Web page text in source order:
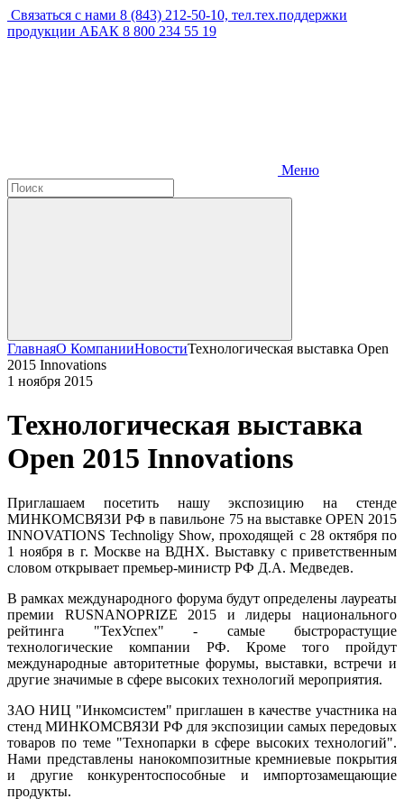
Связаться с нами 8 (843) 212-50-10, тел.тех.поддержки
продукции АБАК 8 800 234 55 19
Меню
ГлавнаяО КомпанииНовостиТехнологическая выставка Open
2015 Innovations
1 ноября 2015
Технологическая выставка
Open 2015 Innovations
Приглашаем посетить нашу экспозицию на стенде
МИНКОМСВЯЗИ РФ в павильоне 75 на выставке OPEN 2015
INNOVATIONS Technoligy Show, проходящей с 28 октября по
1 ноября в г. Москве на ВДНХ. Выставку с приветственным
словом открывает премьер-министр РФ Д.А. Медведев.
В рамках международного форума будут определены лауреаты
премии RUSNANOPRIZE 2015 и лидеры национального
рейтинга "ТехУспех" - самые быстрорастущие
технологические компании РФ. Кроме того пройдут
международные авторитетные форумы, выставки, встречи и
другие значимые в сфере высоких технологий мероприятия.
ЗАО НИЦ "Инкомсистем" приглашен в качестве участника на
стенд МИНКОМСВЯЗИ РФ для экспозиции самых передовых
товаров по теме "Технопарки в сфере высоких технологий".
Нами представлены нанокомпозитные кремниевые покрытия
и другие конкурентоспособные и импортозамещающие
продукты.